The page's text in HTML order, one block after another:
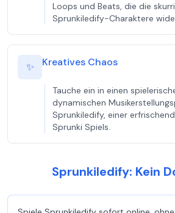
Loops und Beats, die die
Sprunkiledify-Charaktere
✨ Kreatives Chaos
Tauche ein in einen
dynamischen
Sprunkiledify, einer
Sprunki Spiels.
Sprunkiledify: Kein